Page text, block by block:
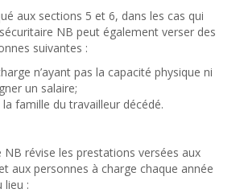
aux sections 5 et 6, dans les cas qui
NB peut également verser des
suivantes :
n’ayant pas la capacité physique ni
un salaire;
famille du travailleur décédé.
NB révise les prestations versées aux
aux personnes à charge chaque année
lieu :